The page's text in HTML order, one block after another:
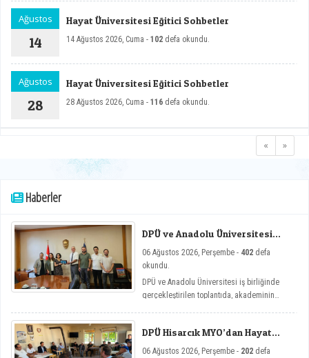
Ağustos
14
Hayat Üniversitesi Eğitici Sohbetler
14 Ağustos 2026, Cuma - 102 defa okundu.
Ağustos
28
Hayat Üniversitesi Eğitici Sohbetler
28 Ağustos 2026, Cuma - 116 defa okundu.
« »
Haberler
DPÜ ve Anadolu Üniversitesi
Toplantısı
06 Ağustos 2026, Perşembe - 402 defa
okundu.
DPÜ ve Anadolu Üniversitesi iş birliğinde
gerçekleştirilen toplantıda, akademinin
DPÜ Hisarcık MYO’dan Hayat
06 Ağustos 2026, Perşembe - 202 defa